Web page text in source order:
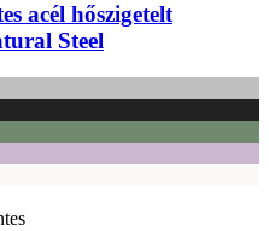
acél hőszigetelt
Steel